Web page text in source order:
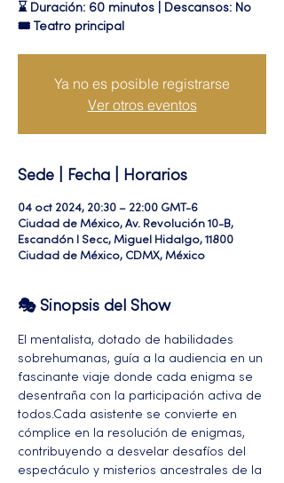
⌛ Duración: 60 minutos | Descansos: No
🎟 Teatro principal
Ya no es posible registrarse
Ver otros eventos
Sede | Fecha | Horarios
04 oct 2024, 20:30 – 22:00 GMT-6
Ciudad de México, Av. Revolución 10-B,
Escandón I Secc, Miguel Hidalgo, 11800
Ciudad de México, CDMX, México
🎭 Sinopsis del Show
El mentalista, dotado de habilidades
sobrehumanas, guía a la audiencia en un
fascinante viaje donde cada enigma se
desentraña con la participación activa de
todos.Cada asistente se convierte en
cómplice en la resolución de enigmas,
contribuyendo a desvelar desafíos del
espectáculo y misterios ancestrales de la